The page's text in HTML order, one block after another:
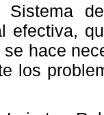
Sistema
efectiva,
hace
los